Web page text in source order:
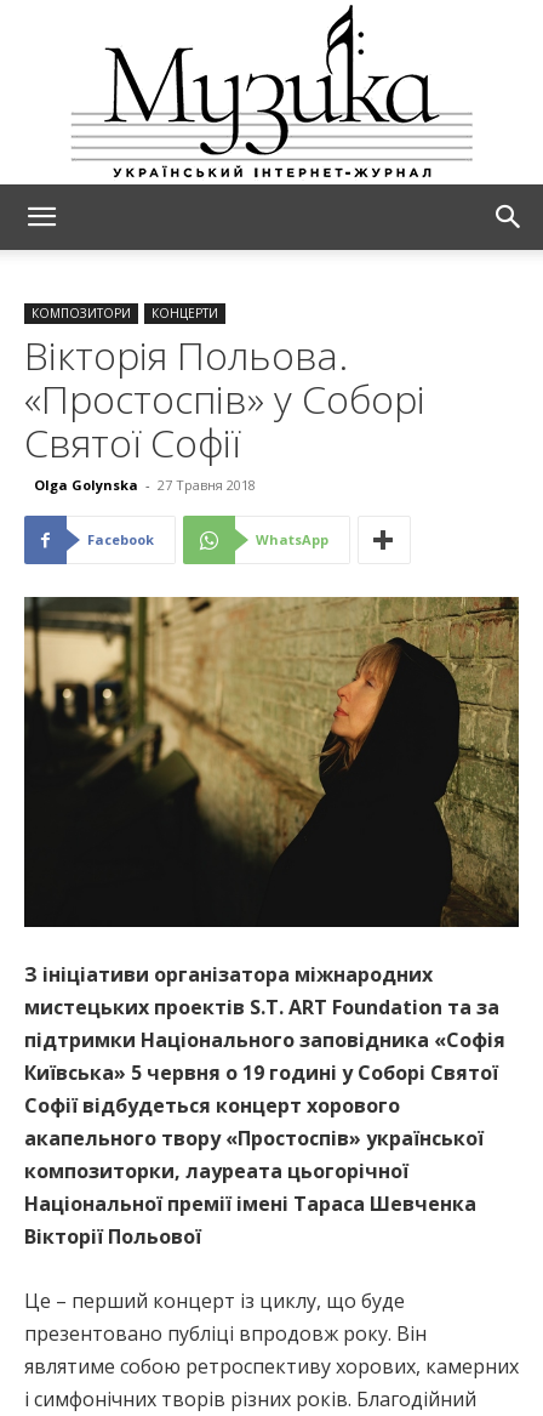
КОМПОЗИТОРИ КОНЦЕРТИ
Вікторія Польова.
«Простоспів» у Соборі
Святої Софії
Olga Golynska - 27 Травня 2018
Facebook WhatsApp
З ініціативи організатора міжнародних
мистецьких проектів S.T. ART Foundation та за
підтримки Національного заповідника «Софія
Київська» 5 червня о 19 годині у Соборі Святої
Софії відбудеться концерт хорового
акапельного твору «Простоспів» української
композиторки, лауреата цьогорічної
Національної премії імені Тараса Шевченка
Вікторії Польової
Це – перший концерт із циклу, що буде
презентовано публіці впродовж року. Він
являтиме собою ретроспективу хорових, камерних
і симфонічних творів різних років. Благодійний